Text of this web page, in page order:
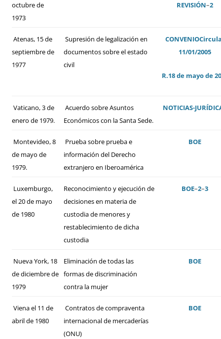
octubre de
1973
REVISIÓN–2
Atenas, 15 de
septiembre de
1977
Supresión de legalización en
documentos sobre el estado
civil
CONVENIO
11/01/2005
R.18 de mayo de
Vaticano, 3 de
enero de 1979.
Acuerdo sobre Asuntos
Económicos con la Santa Sede.
NOTICIAS-
Montevideo, 8
de mayo de
1979.
Prueba sobre prueba e
información del Derecho
extranjero en Iberoamérica
BOE
Luxemburgo,
el 20 de mayo
de 1980
Reconocimiento y ejecución de
decisiones en materia de
custodia de menores y
restablecimiento de dicha
custodia
BOE–2–3
Nueva York, 18
de diciembre de
1979
Eliminación de todas las
formas de discriminación
contra la mujer
BOE
Viena el 11 de
abril de 1980
Contratos de compraventa
internacional de mercaderías
(ONU)
BOE